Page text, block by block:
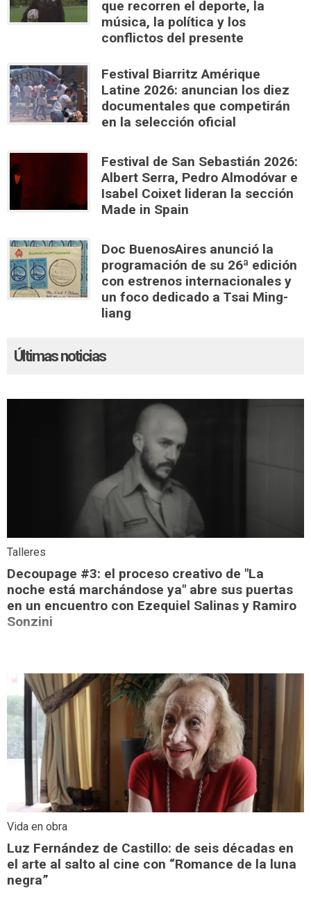
que recorren el deporte, la
música, la política y los
conflictos del presente
Festival Biarritz Amérique
Latine 2026: anuncian los diez
documentales que competirán
en la selección oficial
Festival de San Sebastián 2026:
Albert Serra, Pedro Almodóvar e
Isabel Coixet lideran la sección
Made in Spain
Doc BuenosAires anunció la
programación de su 26ª edición
con estrenos internacionales y
un foco dedicado a Tsai Ming-
liang
Últimas noticias
Talleres
Decoupage #3: el proceso creativo de "La
noche está marchándose ya" abre sus puertas
en un encuentro con Ezequiel Salinas y Ramiro
Sonzini
Vida en obra
Luz Fernández de Castillo: de seis décadas en
el arte al salto al cine con “Romance de la luna
negra”